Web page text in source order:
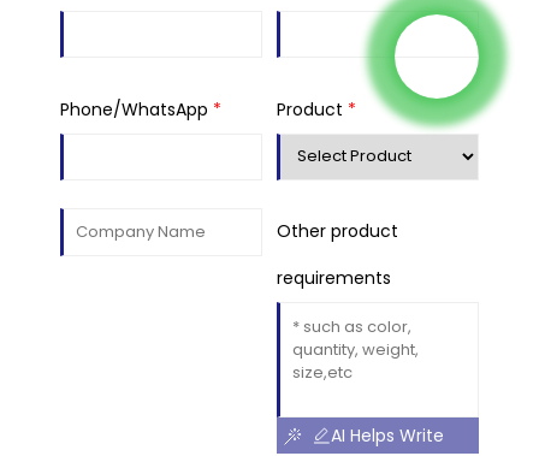
Phone/WhatsApp * Product *
Other product
requirements
AI Helps Write